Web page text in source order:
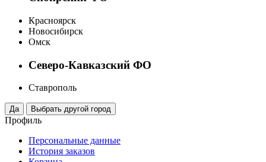
Красноярск
Новосибирск
Омск
Северо-Кавказский ФО
Ставрополь
Профиль
Персональные данные
История заказов